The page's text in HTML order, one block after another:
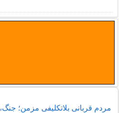
مردم قربانی بلاتکلیفی مزمن؛